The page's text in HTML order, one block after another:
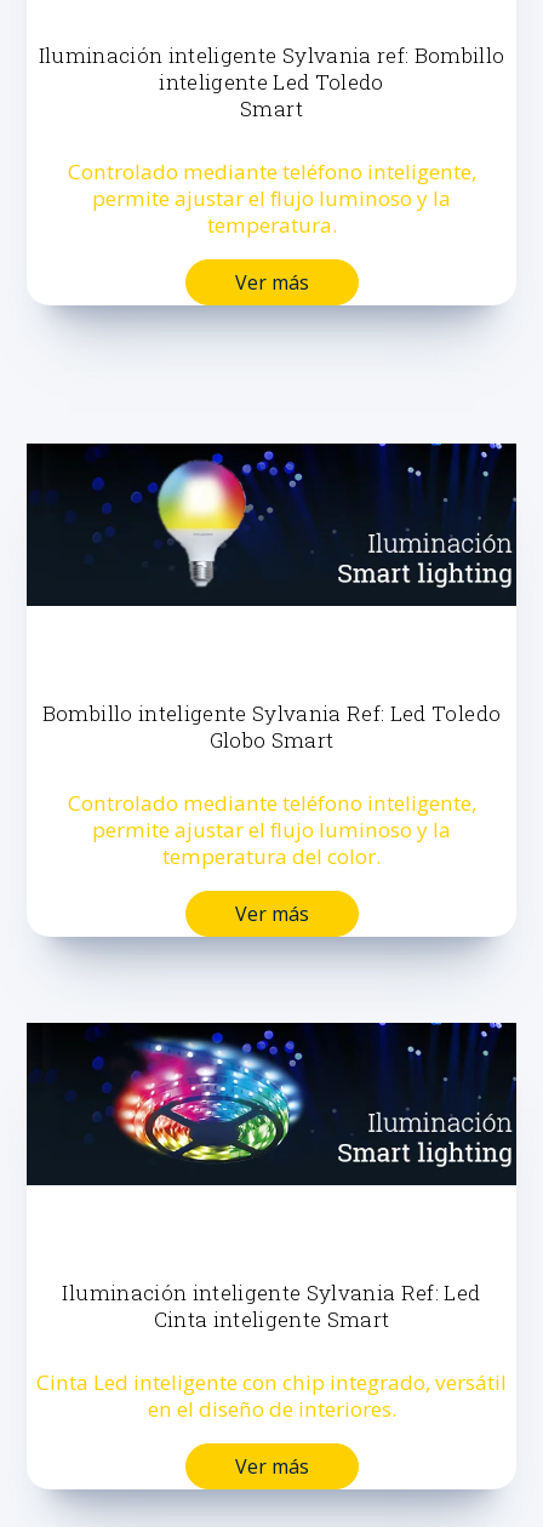
Iluminación inteligente Sylvania ref: Bombillo
inteligente Led Toledo
Smart
Controlado mediante teléfono inteligente,
permite ajustar el flujo luminoso y la
temperatura.
Ver más
Bombillo inteligente Sylvania Ref: Led Toledo
Globo Smart
Controlado mediante teléfono inteligente,
permite ajustar el flujo luminoso y la
temperatura del color.
Ver más
Iluminación inteligente Sylvania Ref: Led
Cinta inteligente Smart
Cinta Led inteligente con chip integrado, versátil
en el diseño de interiores.
Ver más